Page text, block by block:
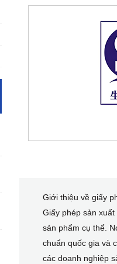
Giới thiệu về giấy
Giấy phép sản
sản phẩm cụ thể.
chuẩn quốc gia và
các doanh nghiệp